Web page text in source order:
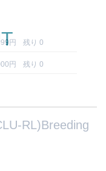
円 残り 0
円 残り 0
RL)Breeding